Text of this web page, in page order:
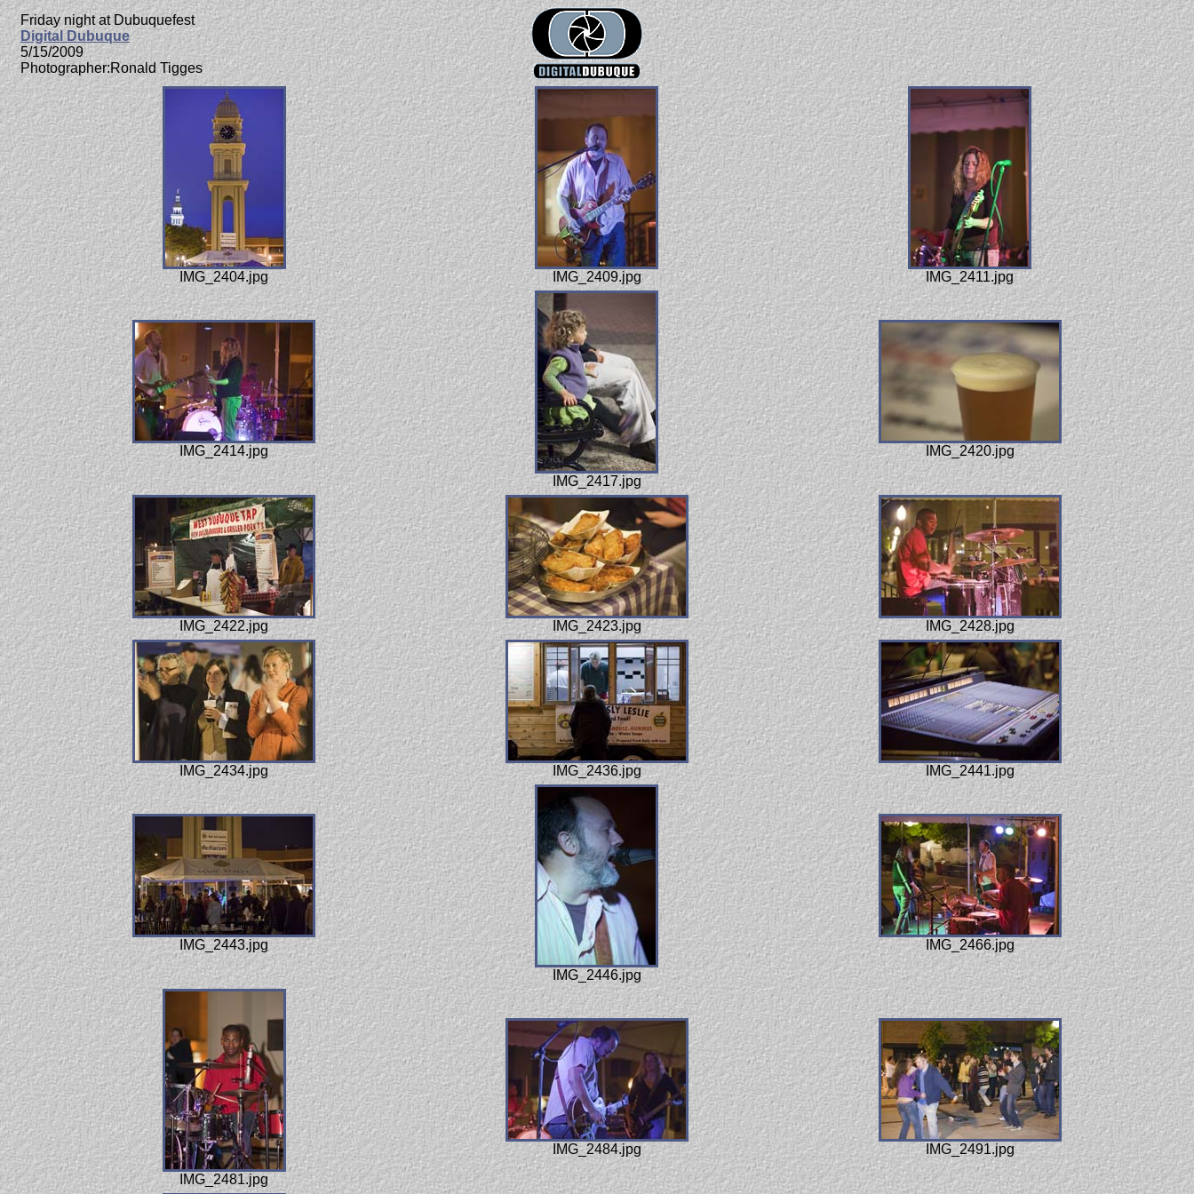
Friday night at Dubuquefest
Digital Dubuque
5/15/2009
Photographer:Ronald Tigges
IMG_2404.jpg IMG_2409.jpg IMG_2411.jpg
IMG_2414.jpg
IMG_2417.jpg
IMG_2420.jpg
IMG_2422.jpg IMG_2423.jpg IMG_2428.jpg
IMG_2434.jpg IMG_2436.jpg IMG_2441.jpg
IMG_2443.jpg
IMG_2446.jpg
IMG_2466.jpg
IMG_2481.jpg
IMG_2484.jpg IMG_2491.jpg